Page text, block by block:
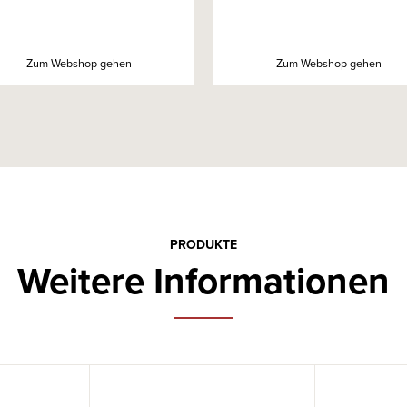
Zum Webshop gehen Zum Webshop gehen
PRODUKTE
Weitere Informationen